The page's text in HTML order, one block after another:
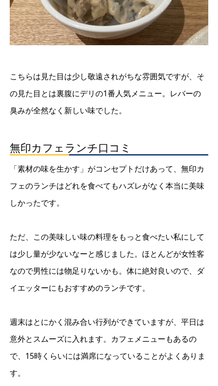
こちらは見た目は少し敬遠されがちな雰囲気ですが、そ
の見た目とは裏腹にデリの1番人気メニュー。レバーの
臭みが全然なく新しい味でした。
無印カフェランチ口コミ
「素材の味を生かす」がコンセプトだけあって、無印カ
フェのランチはどれを食べてもハズレがなく本当に美味
しかったです。
ただ、この美味しい味の料理をもっと食べたい私にして
は少し量が少ないなーと感じました。ほとんどが女性客
なので男性には物足りないかも。体に絶対良いので、ダ
イエッターにもおすすめのランチです。
週末はとにかく混み合い行列ができていますが、平日は
意外とスムーズに入れます。カフェメニューもあるの
で、15時くらいには満席になっていることがよくありま
す。